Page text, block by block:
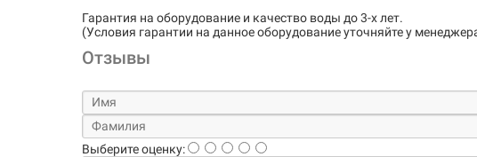
Гарантия на оборудование и качество воды до 3-х лет.
(Условия гарантии на данное оборудование уточняйте у
Отзывы
Выберите оценку: